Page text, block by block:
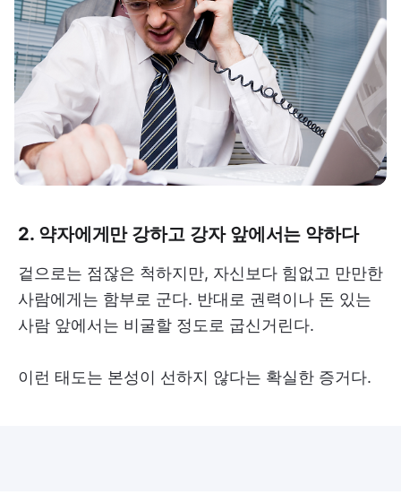
2. 약자에게만 강하고 강자 앞에서는 약하다
겉으로는 점잖은 척하지만, 자신보다 힘없고 만만한
사람에게는 함부로 군다. 반대로 권력이나 돈 있는
사람 앞에서는 비굴할 정도로 굽신거린다.
이런 태도는 본성이 선하지 않다는 확실한 증거다.